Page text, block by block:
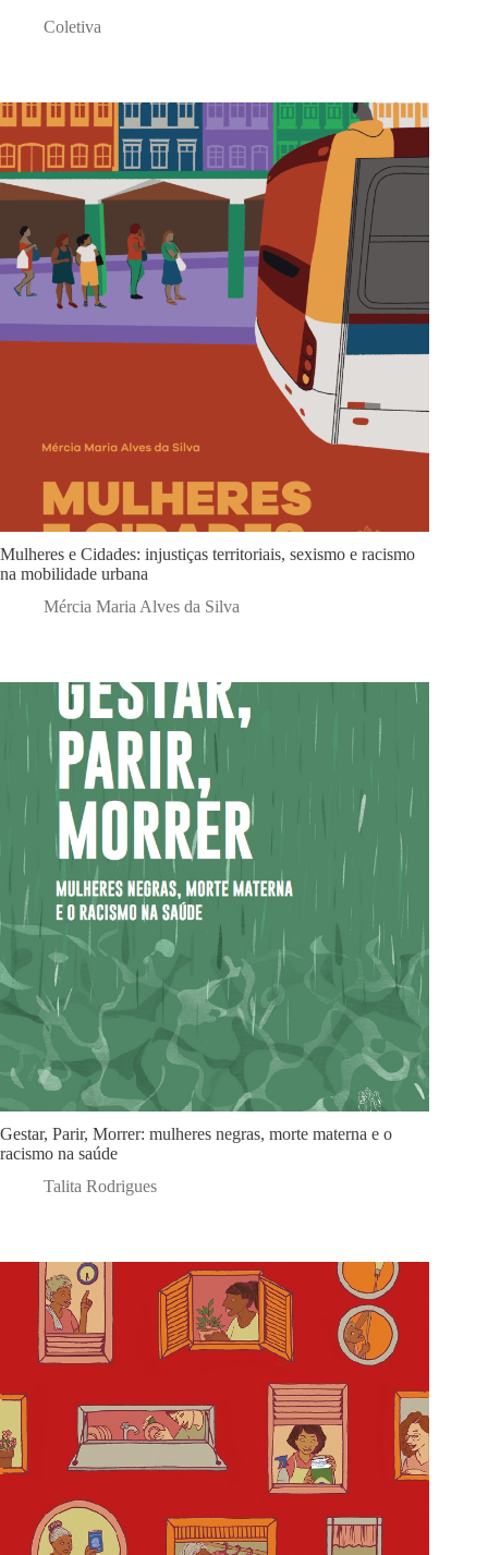
Coletiva
Mulheres e Cidades: injustiças territoriais, sexismo e racismo
na mobilidade urbana
Mércia Maria Alves da Silva
Gestar, Parir, Morrer: mulheres negras, morte materna e o
racismo na saúde
Talita Rodrigues